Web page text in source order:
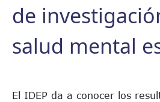
de
salud mental
El IDEP da a conocer los